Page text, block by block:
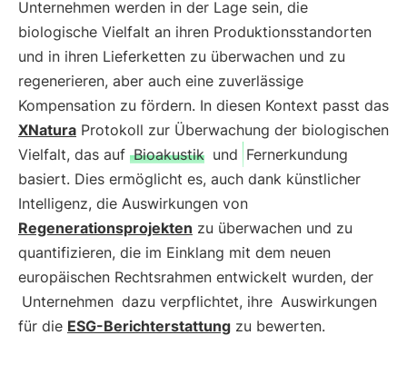
Unternehmen werden in der Lage sein, die
biologische Vielfalt an ihren Produktionsstandorten
und in ihren Lieferketten zu überwachen und zu
regenerieren, aber auch eine zuverlässige
Kompensation zu fördern. In diesen Kontext passt das
XNatura Protokoll zur Überwachung der biologischen
Vielfalt, das auf Bioakustik und Fernerkundung
basiert. Dies ermöglicht es, auch dank künstlicher
Intelligenz, die Auswirkungen von
Regenerationsprojekten zu überwachen und zu
quantifizieren, die im Einklang mit dem neuen
europäischen Rechtsrahmen entwickelt wurden, der
Unternehmen dazu verpflichtet, ihre Auswirkungen
für die ESG-Berichterstattung zu bewerten.